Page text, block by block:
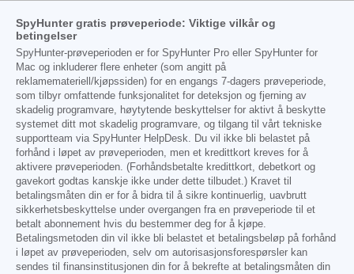
SpyHunter gratis prøveperiode: Viktige vilkår og
betingelser
SpyHunter-prøveperioden er for SpyHunter Pro eller SpyHunter for
Mac og inkluderer flere enheter (som angitt på
reklamemateriell/kjøpssiden) for en engangs 7-dagers prøveperiode,
som tilbyr omfattende funksjonalitet for deteksjon og fjerning av
skadelig programvare, høytytende beskyttelser for aktivt å beskytte
systemet ditt mot skadelig programvare, og tilgang til vårt tekniske
supportteam via SpyHunter HelpDesk. Du vil ikke bli belastet på
forhånd i løpet av prøveperioden, men et kredittkort kreves for å
aktivere prøveperioden. (Forhåndsbetalte kredittkort, debetkort og
gavekort godtas kanskje ikke under dette tilbudet.) Kravet til
betalingsmåten din er for å bidra til å sikre kontinuerlig, uavbrutt
sikkerhetsbeskyttelse under overgangen fra en prøveperiode til et
betalt abonnement hvis du bestemmer deg for å kjøpe.
Betalingsmetoden din vil ikke bli belastet et betalingsbeløp på forhånd
i løpet av prøveperioden, selv om autorisasjonsforespørsler kan
sendes til finansinstitusjonen din for å bekrefte at betalingsmåten din